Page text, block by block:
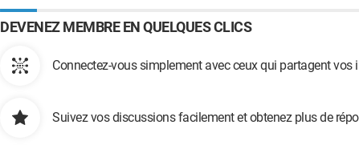
DEVENEZ MEMBRE EN QUELQUES CLICS
Connectez-vous simplement avec ceux qui partagent vos
Suivez vos discussions facilement et obtenez plus de